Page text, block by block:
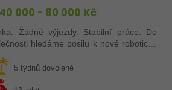
40 000 - 80 000 Kč
Žádné výjezdy. Stabilní práce. Do
hledáme posilu k nové robotické
5 týdnů dovolené